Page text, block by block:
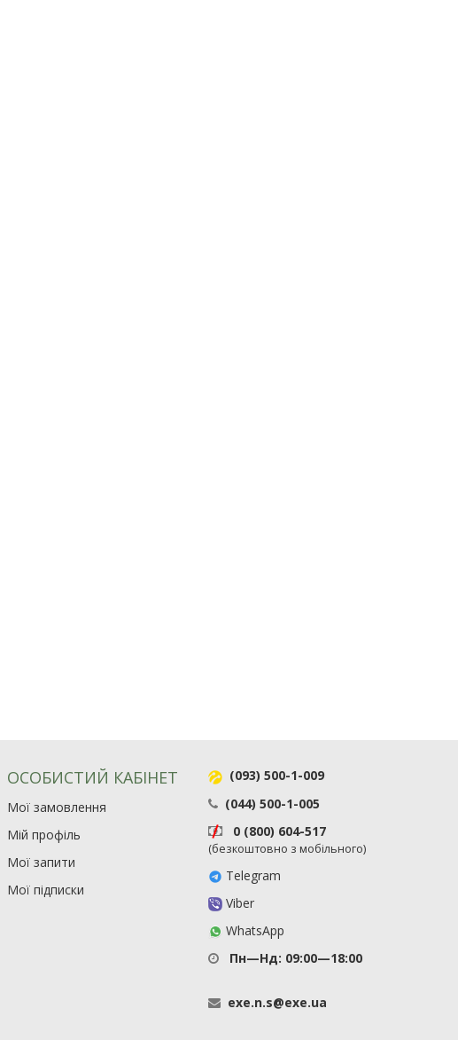
ОСОБИСТИЙ КАБІНЕТ
Мої замовлення
Мій профіль
Мої запити
Мої підписки
(093) 500-1-009
(044) 500-1-005
0 (800) 604-517
(безкоштовно з мобільного)
Telegram
Viber
WhatsApp
Пн—Нд: 09:00—18:00
exe.n.s@exe.ua